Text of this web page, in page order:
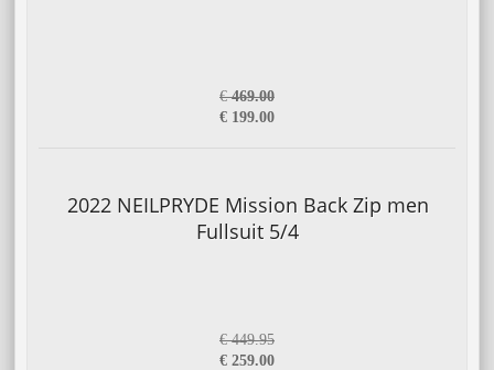
€469.00
€ 199.00
2022 NEILPRYDE Mission Back Zip men
Fullsuit 5/4
€ 449.95
€ 259.00